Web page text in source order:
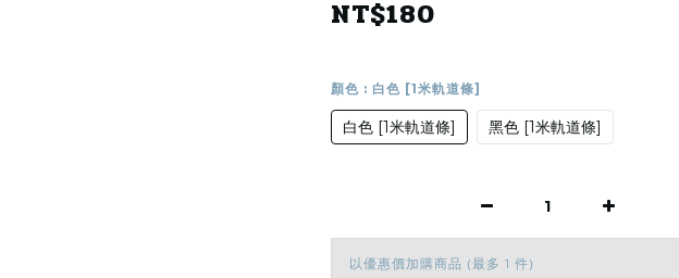
NT$180
顏色 : 白色 [1米軌道條]
白色 [1米軌道條] 黑色 [1米軌道條]
以優惠價加購商品 (最多 1 件)